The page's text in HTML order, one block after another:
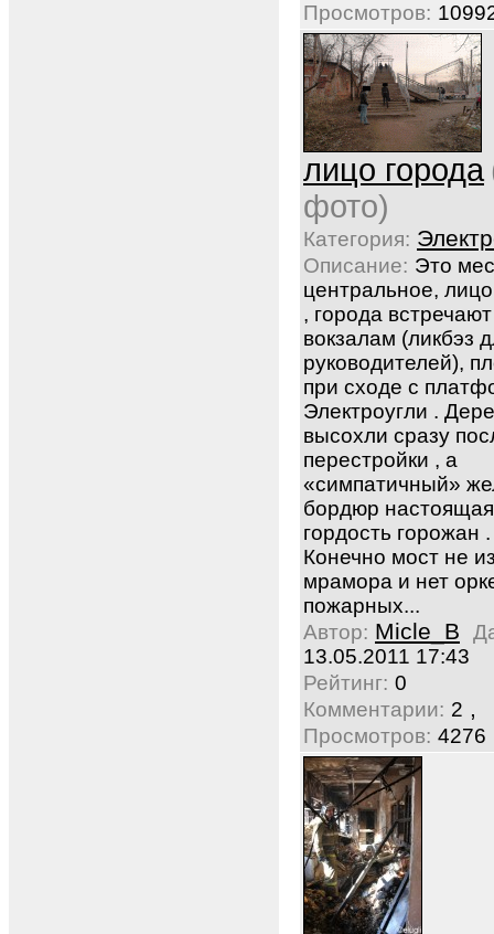
Просмотров:
лицо города
фото)
Категория:
Описание: Это
центральное,
, города
вокзалам (ликбэз
руководителей),
при сходе с
Электроугли .
высохли сразу
перестройки , а
«симпатичный»
бордюр настоящая
гордость горожан .
Конечно мост не
мрамора и нет
пожарных...
Автор: Micle_B
13.05.2011 17:43
Рейтинг: 0
Комментарии: 2 ,
Просмотров: 4276